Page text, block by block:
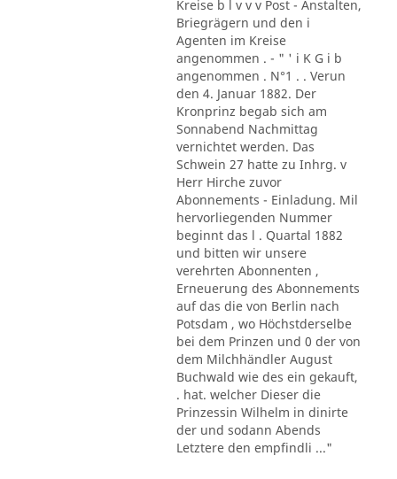
Kreise b l v v v Post - Anstalten,
Briegrägern und den i
Agenten im Kreise
angenommen . - " ' i K G i b
angenommen . N°1 . . Verun
den 4. Januar 1882. Der
Kronprinz begab sich am
Sonnabend Nachmittag
vernichtet werden. Das
Schwein 27 hatte zu Inhrg. v
Herr Hirche zuvor
Abonnements - Einladung. Mil
hervorliegenden Nummer
beginnt das l . Quartal 1882
und bitten wir unsere
verehrten Abonnenten ,
Erneuerung des Abonnements
auf das die von Berlin nach
Potsdam , wo Höchstderselbe
bei dem Prinzen und 0 der von
dem Milchhändler August
Buchwald wie des ein gekauft,
. hat. welcher Dieser die
Prinzessin Wilhelm in dinirte
der und sodann Abends
Letztere den empfindli ..."